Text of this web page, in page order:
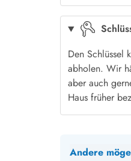
Den Schlüssel
abholen. Wir
aber auch
Haus früher
Andere